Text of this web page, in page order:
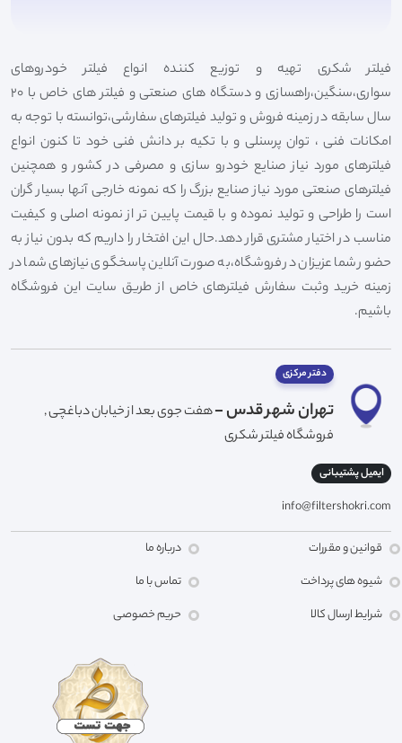
فیلتر شکری تهیه و توزیع کننده انواع فیلتر خودروهای
سواری،سنگین،راهسازی و دستگاه های صنعتی و فیلتر های خاص با 20
سال سابقه در زمینه فروش و تولید فیلترهای سفارشی،توانسته با توجه به
امکانات فنی ، توان پرسنلی و با تکیه بر دانش فنی خود تا کنون انواع
فیلترهای مورد نیاز صنایع خودرو سازی و مصرفی در کشور و همچنین
فیلترهای صنعتی مورد نیاز صنایع بزرگ را که نمونه خارجی آنها بسیار گران
است را طراحی و تولید نموده و با قیمت پایین تر از نمونه اصلی و کیفیت
مناسب در اختیار مشتری قرار دهد.حال این افتخار را داریم که بدون نیاز به
حضور شما عزیزان در فروشگاه،به صورت آنلاین پاسخگوی نیازهای شما در
زمینه خرید وثبت سفارش فیلترهای خاص از طریق سایت این فروشگاه
باشیم.
دفتر مرکزی
تهران شهر قدس -هفت جوی بعد از خیابان دباغچی ,
فروشگاه فیلتر شکری
ایمیل پشتیبانی
info@filtershokri.com
قوانین و مقررات
شیوه های پرداخت
شرایط ارسال کالا
درباره ما
تماس با ما
حریم خصوصی